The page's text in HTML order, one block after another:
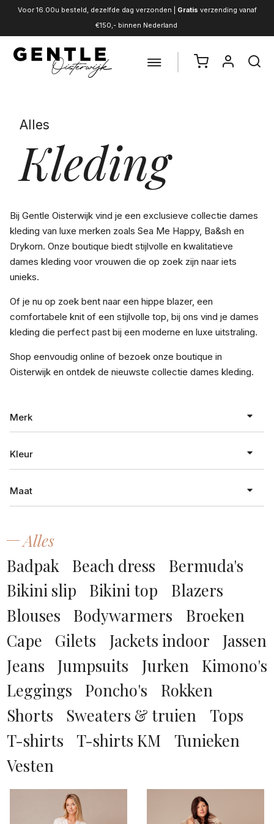
Voor 16.00u besteld, dezelfde dag verzonden | Gratis verzending vanaf
€150,- binnen Nederland
Alles
Kleding
Bij Gentle Oisterwijk vind je een exclusieve collectie dames
kleding van luxe merken zoals Sea Me Happy, Ba&sh en
Drykorn. Onze boutique biedt stijlvolle en kwalitatieve
dames kleding voor vrouwen die op zoek zijn naar iets
unieks.
Of je nu op zoek bent naar een hippe blazer, een
comfortabele knit of een stijlvolle top, bij ons vind je dames
kleding die perfect past bij een moderne en luxe uitstraling.
Shop eenvoudig online of bezoek onze boutique in
Oisterwijk en ontdek de nieuwste collectie dames kleding.
Merk
absolut cashmere
Attire
Azulae
ba&sh
Bardou
Bardou Exclusive
Beaumont
Berenice
Brigitte van Peperstraten
Co Couture
Kleur
antraciet
blauw
blauw dessin
bordeaux rood
bruin
bruin dessin
camel
COGNAC
donker bruin
donker grijs
donker groen
Maat
XXS
XS
S
M
XL
XXL
00
Alles
Badpak
Beach dress
Bermuda's
Bikini slip
Bikini top
Blazers
Blouses
Bodywarmers
Broeken
Cape
Gilets Jackets indoor
Jassen
Jeans
Jumpsuits Jurken
Kimono's
Leggings
Poncho's
Rokken
Shorts
Sweaters & truien
Tops
T-shirts
T-shirts KM
Tunieken
Vesten